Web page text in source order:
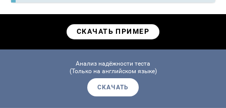
СКАЧАТЬ ПРИМЕР
Анализ надёжности теста
(Только на английском языке)
СКАЧАТЬ